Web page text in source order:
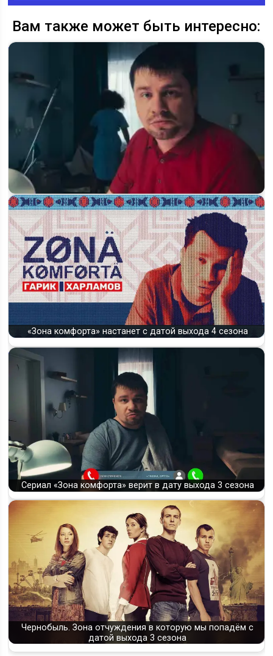
Вам также может быть интересно:
Зона комфорта 5 сезон: когда выйдет и будет ли
продолжение на VK Видео
«Зона комфорта» настанет с датой выхода 4 сезона
Сериал «Зона комфорта» верит в дату выхода 3 сезона
Чернобыль. Зона отчуждения в которую мы попадём с
датой выхода 3 сезона